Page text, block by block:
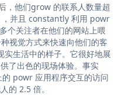
他们grow 的联系人数量超
，并且 constantly 利用 powr
个关注者在他们的网站上喂
视觉方式来快速向他们的客
生活中的样子。它很好地展
了出色的现场体验。事实
powr 应用程序交互的访问
的 2.5 倍。